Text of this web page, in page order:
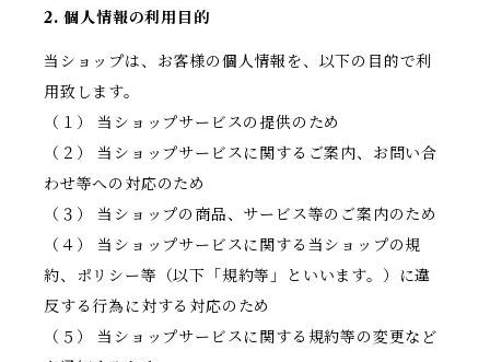
2. 個人情報の利用目的
当ショップは、お客様の個人情報を、以下の目的で利
用致します。
（１） 当ショップサービスの提供のため
（２） 当ショップサービスに関するご案内、お問い合
わせ等への対応のため
（３） 当ショップの商品、サービス等のご案内のため
（４） 当ショップサービスに関する当ショップの規
約、ポリシー等（以下「規約等」といいます。）に違
反する行為に対する対応のため
（５） 当ショップサービスに関する規約等の変更など